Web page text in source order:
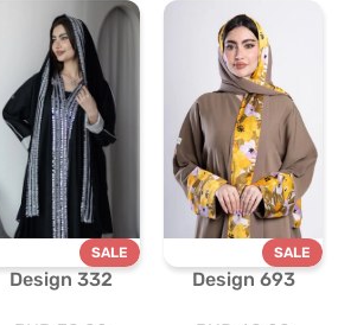
SALE
Design 693
SALE
Design 332